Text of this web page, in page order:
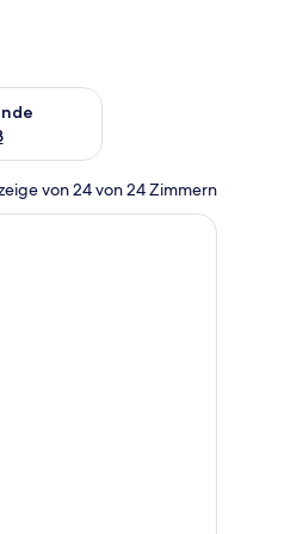
16.
für nächstes Wochenende, Aug.
von 24 von 24 Zimmern
einer Couch und Blick auf die Stadt und
Hotelzimmer mit einem großen Bett,